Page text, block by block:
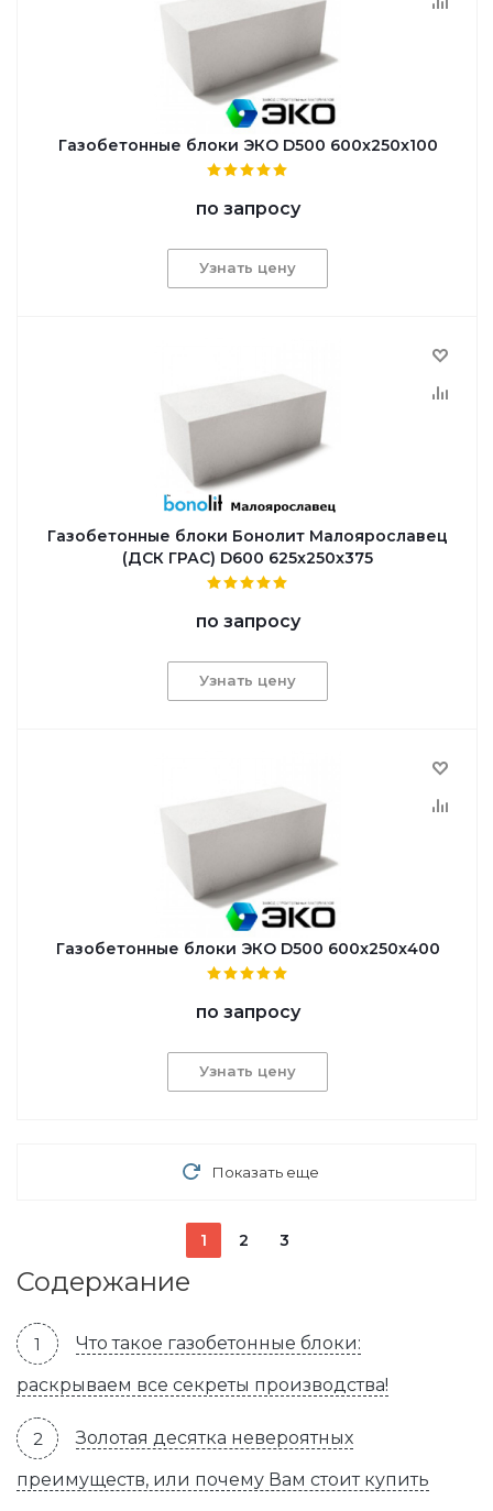
Газобетонные блоки ЭКО D500 600x250x100
по запросу
Узнать цену
Газобетонные блоки Бонолит Малоярославец
(ДСК ГРАС) D600 625x250x375
по запросу
Узнать цену
Газобетонные блоки ЭКО D500 600x250x400
по запросу
Узнать цену
Показать еще
1 2 3
Содержание
Что такое газобетонные блоки:
раскрываем все секреты производства!
Золотая десятка невероятных
преимуществ, или почему Вам стоит купить